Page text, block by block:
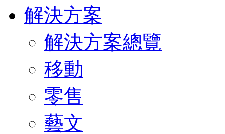
解決方案
解決方案總覽
移動
零售
藝文